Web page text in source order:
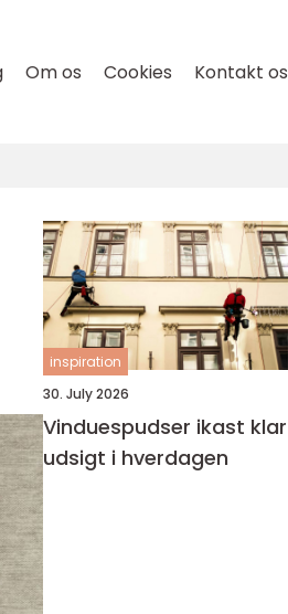
Om os Cookies Kontakt os
inspiration
30. July 2026
Vinduespudser ikast klar
udsigt i hverdagen